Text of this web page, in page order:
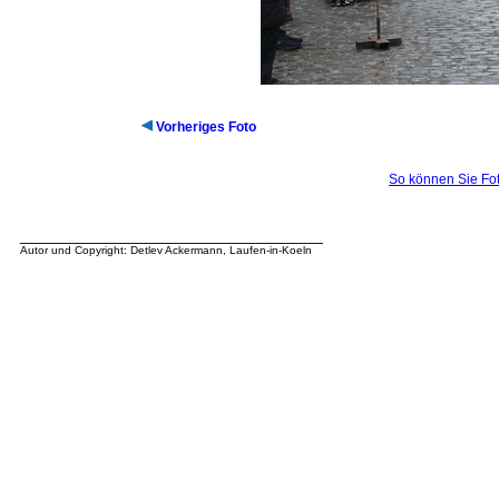
Vorheriges Foto
So können Sie
Autor und Copyright: Detlev Ackermann, Laufen-in-Koeln